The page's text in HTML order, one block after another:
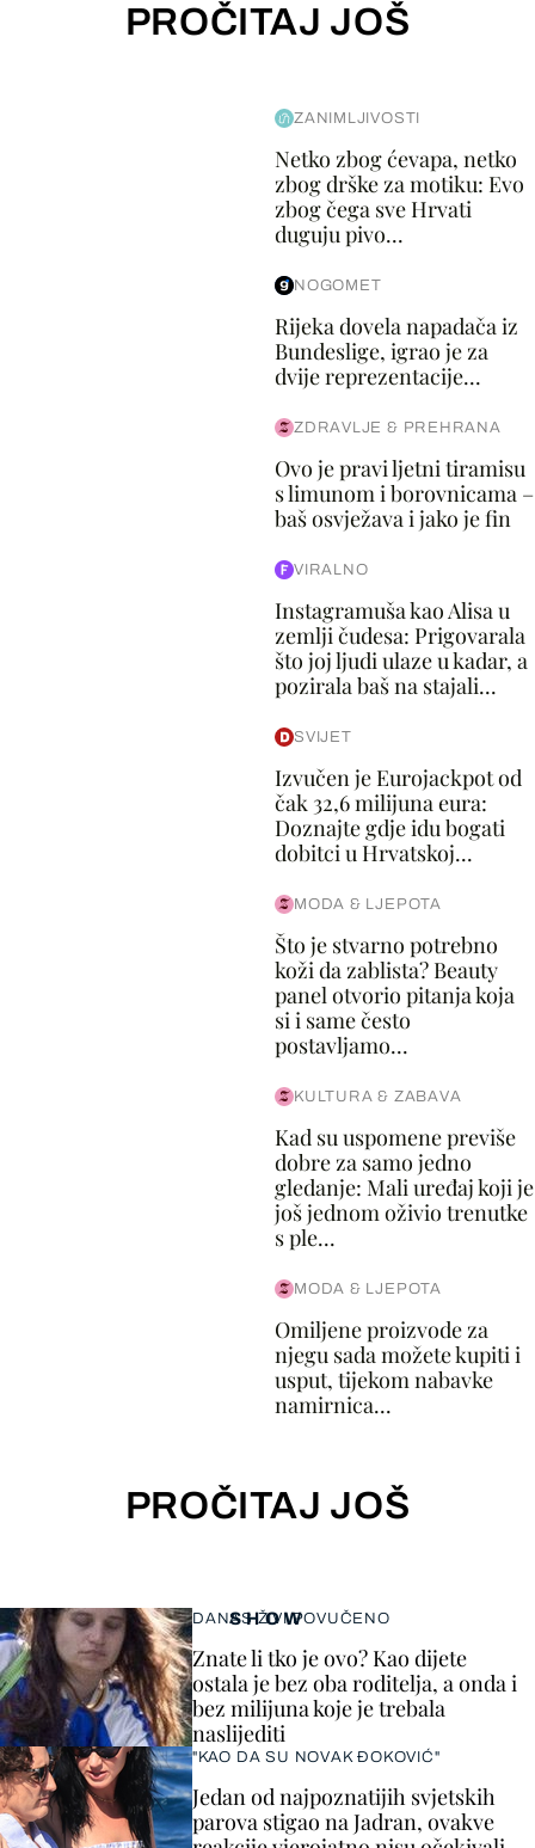
PROČITAJ JOŠ
ZANIMLJIVOSTI
Netko zbog ćevapa, netko
zbog drške za motiku: Evo
zbog čega sve Hrvati
duguju pivo...
NOGOMET
Rijeka dovela napadača iz
Bundeslige, igrao je za
dvije reprezentacije...
ZDRAVLJE & PREHRANA
Ovo je pravi ljetni tiramisu
s limunom i borovnicama –
baš osvježava i jako je fin
VIRALNO
Instagramuša kao Alisa u
zemlji čudesa: Prigovarala
što joj ljudi ulaze u kadar, a
pozirala baš na stajali...
SVIJET
Izvučen je Eurojackpot od
čak 32,6 milijuna eura:
Doznajte gdje idu bogati
dobitci u Hrvatskoj...
MODA & LJEPOTA
Što je stvarno potrebno
koži da zablista? Beauty
panel otvorio pitanja koja
si i same često
postavljamo...
KULTURA & ZABAVA
Kad su uspomene previše
dobre za samo jedno
gledanje: Mali uređaj koji je
još jednom oživio trenutke
s ple...
MODA & LJEPOTA
Omiljene proizvode za
njegu sada možete kupiti i
usput, tijekom nabavke
namirnica...
PROČITAJ JOŠ
SHOW
DANAS ŽIVI POVUČENO
Znate li tko je ovo? Kao dijete
ostala je bez oba roditelja, a onda i
bez milijuna koje je trebala
naslijediti
"KAO DA SU NOVAK ĐOKOVIĆ"
Jedan od najpoznatijih svjetskih
parova stigao na Jadran, ovakve